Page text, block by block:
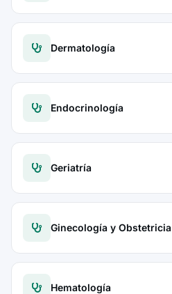
Dermatología
Endocrinología
Geriatría
Ginecología y Obstetricia
Hematología